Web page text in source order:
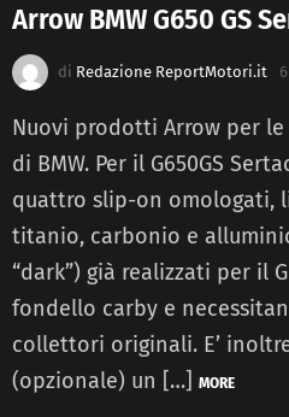
Arrow BMW G650 GS
di Redazione ReportMotori.it
Nuovi prodotti Arrow per
di BMW. Per il G650GS
quattro slip-on omologati,
titanio, carbonio e
“dark”) già realizzati per il
fondello carby e
collettori originali. E’
(opzionale) un […] MORE